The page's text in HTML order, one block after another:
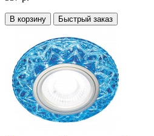
В корзину Быстрый заказ